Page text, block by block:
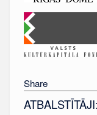
Share
ATBALSTĪTĀJI: